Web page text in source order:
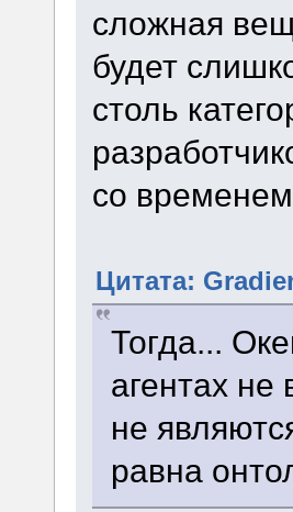
сложная
будет
столь
со
Цитата:
Тогда...
агентах
не
равна